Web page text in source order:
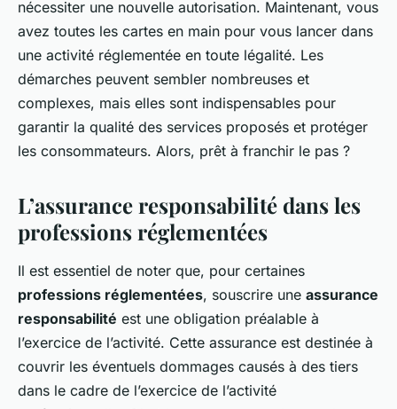
nécessiter une nouvelle autorisation. Maintenant, vous
avez toutes les cartes en main pour vous lancer dans
une activité réglementée en toute légalité. Les
démarches peuvent sembler nombreuses et
complexes, mais elles sont indispensables pour
garantir la qualité des services proposés et protéger
les consommateurs. Alors, prêt à franchir le pas ?
L’assurance responsabilité dans les
professions réglementées
Il est essentiel de noter que, pour certaines
professions réglementées, souscrire une assurance
responsabilité est une obligation préalable à
l’exercice de l’activité. Cette assurance est destinée à
couvrir les éventuels dommages causés à des tiers
dans le cadre de l’exercice de l’activité